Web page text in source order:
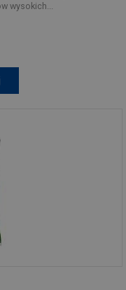
wysokich...